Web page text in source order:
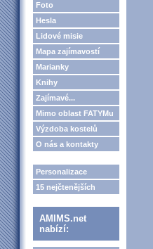
Foto
Hesla
Lidové misie
Mapa zajímavostí
Marianky
Knihy
Zajímavé...
Mimo oblast FATYMu
Výzdoba kostelů
O nás a kontakty
Personalizace
15 nejčtenějších
AMIMS.net
nabízí: